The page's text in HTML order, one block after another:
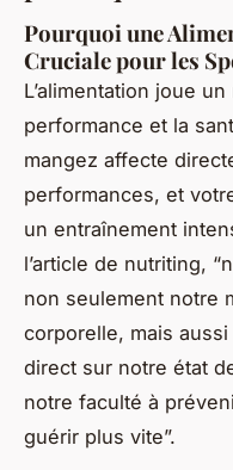
Pourquoi une
Cruciale pour les
L’alimentation joue
performance et la
mangez affecte
performances, et
un entraînement
l’article de nutriting,
non seulement notre
corporelle, mais
direct sur notre état
notre faculté à
guérir plus vite”.